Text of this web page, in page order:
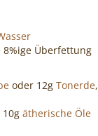
Überfettung
oder 12g Tonerde,
ätherische Öle